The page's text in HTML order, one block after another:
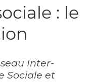
: le
Inter-
Sociale et